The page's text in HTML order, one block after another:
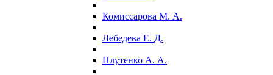
Комиссарова М. А.
Лебедева Е. Д.
Плутенко А. А.